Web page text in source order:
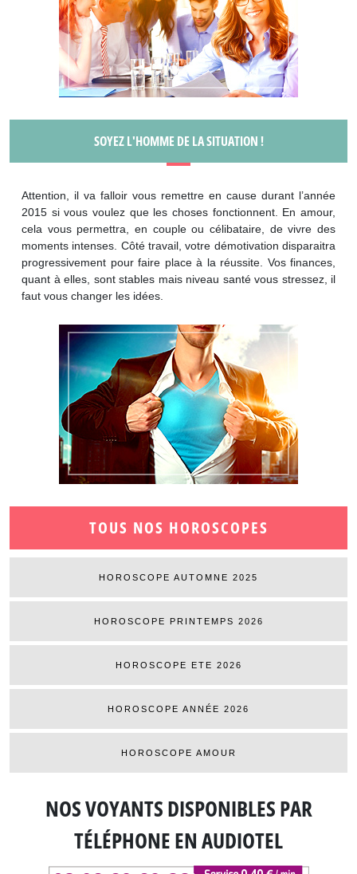
TOUS NOS HOROSCOPES
HOROSCOPE AUTOMNE 2025
HOROSCOPE PRINTEMPS 2026
HOROSCOPE ETE 2026
HOROSCOPE ANNÉE 2026
HOROSCOPE AMOUR
SOYEZ L'HOMME DE LA SITUATION !
Attention, il va falloir vous remettre en cause durant l’année
2015 si vous voulez que les choses fonctionnent. En amour,
cela vous permettra, en couple ou célibataire, de vivre des
moments intenses. Côté travail, votre démotivation disparaitra
progressivement pour faire place à la réussite. Vos finances,
quant à elles, sont stables mais niveau santé vous stressez, il
faut vous changer les idées.
NOS VOYANTS DISPONIBLESPAR
TÉLÉPHONE EN AUDIOTEL